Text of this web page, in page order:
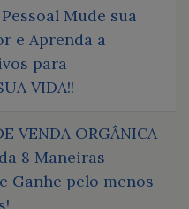
Mude sua
e Aprenda a
para
VIDA!!
VENDA ORGÂNICA
8 Maneiras
Ganhe pelo menos